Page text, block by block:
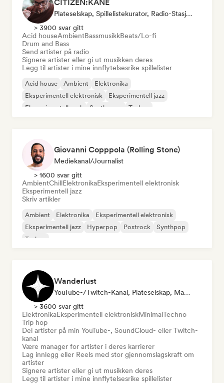
CITIZEN:KANE
Plateselskap, Spillelistekurator, Radio-Stasjon
> 3900 svar gitt
Acid houseAmbientBassmusikkBeats/Lo-fi
Drum and Bass
Send artister på radio
Signere artister eller gi ut musikken deres
Legg til artister i mine innflytelsesrike spillelister
Acid house Ambient
Elektronika
Eksperimentell elektronisk
Eksperimentell jazz
Eksperimentell rock
Synthwave Techno
Giovanni Copppola (Rolling Stone)
Mediekanal/journalist
> 1600 svar gitt
AmbientChillElektronikaEksperimentell elektronisk
Eksperimentell jazz
Skriv artikler
Ambient Elektronika
Eksperimentell elektronisk
Eksperimentell jazz
Hyperpop Postrock
Synthpop
Techno
Wanderlust
YouTube-/Twitch-Kanal, Plateselskap, Manager, Spillelistekurator, Sosiale Medier-Influencer
> 3600 svar gitt
ElektronikaEksperimentell elektroniskMinimalTechno
Trip hop
Del artister på min YouTube-, SoundCloud- eller Twitch-
kanal
Være manager for artister i deres karrierer
Lag innlegg eller Reels med stor gjennomslagskraft om
artister
Signere artister eller gi ut musikken deres
Legg til artister i mine innflytelsesrike spillelister